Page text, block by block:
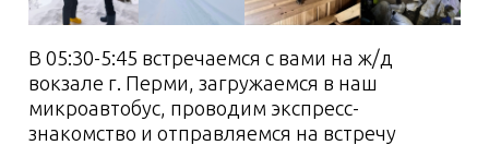
Геологов-1 и Геологов-2.
Вряд ли вы где-то видели такие пейзажи.
Здесь интересно и детям, и взрослым.
На сводах и стенах гротов пещер можно
наблюдать все разнообразие подземных